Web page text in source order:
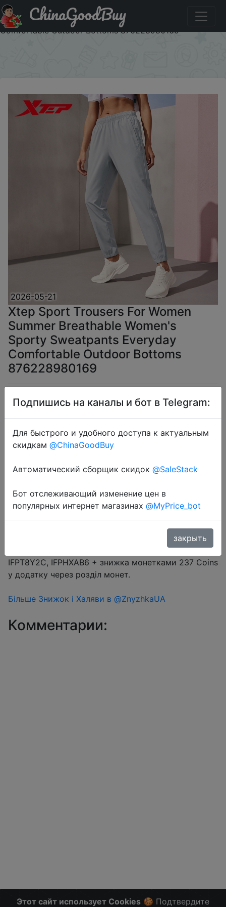
Код на скидку :IFPDPLSR Xtep Sport Trousers For Women
Summer Breathable Women's Sporty Sweatpants Everyday
Comfortable Outdoor Bottoms 876228980169
ChinaGoodBuy
2026-05-21
Xtep Sport Trousers For Women
Summer Breathable Women's
Sporty Sweatpants Everyday
Comfortable Outdoor Bottoms
876228980169
$15.48
Промокод:
Перейти в магазин
Промокод $2/$15 (13.33%) → IFPDPLSR, IFPJLLGQ,
IFPT8Y2C, IFPHXAB6 + знижка монетками 237 Coins
у додатку через розділ монет.
Більше Знижок і Халяви в @ZnyzhkaUA
Комментарии:
Этот сайт использует Cookies 🍪 Подтвердите
Подпишись на каналы и бот в Telegram:
Для быстрого и удобного доступа к актуальным
скидкам @ChinaGoodBuy
Автоматический сборщик скидок @SaleStack
Бот отслеживающий изменение цен в
популярных интернет магазинах @MyPrice_bot
закрыть